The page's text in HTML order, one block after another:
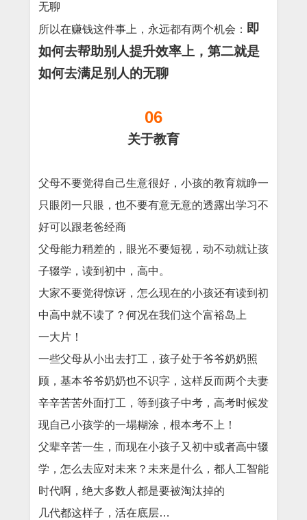
无聊
所以在赚钱这件事上，永远都有两个机会： 即
如何去帮助别人提升效率上，第二就是
如何去满足别人的无聊
06
关于教育
父母不要觉得自己生意很好，小孩的教育就睁一
只眼闭一只眼，也不要有意无意的透露出学习不
好可以跟老爸经商
父母能力稍差的，眼光不要短视，动不动就让孩
子辍学，读到初中，高中。
大家不要觉得惊讶，怎么现在的小孩还有读到初
中高中就不读了？何况在我们这个富裕岛上
一大片！
一些父母从小出去打工，孩子处于爷爷奶奶照
顾，基本爷爷奶奶也不识字，这样反而两个夫妻
辛辛苦苦外面打工，等到孩子中考，高考时候发
现自己小孩学的一塌糊涂，根本考不上！
父辈辛苦一生，而现在小孩子又初中或者高中辍
学，怎么去应对未来？未来是什么，都人工智能
时代啊，绝大多数人都是要被淘汰掉的
几代都这样子，活在底层…